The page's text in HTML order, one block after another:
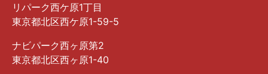
リパーク西ケ原1丁目
東京都北区西ケ原1-59-5
ナビパーク西ヶ原第2
東京都北区西ヶ原1-40